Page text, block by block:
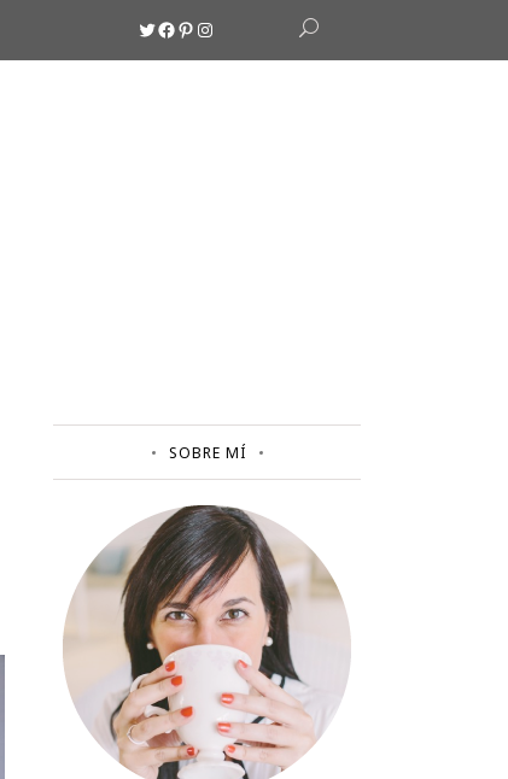
Twitter
Facebook
Pinterest
Instagram
SOBRE MÍ